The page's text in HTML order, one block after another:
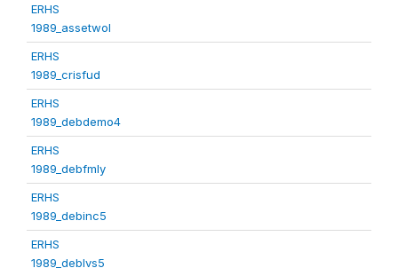
ERHS
1989_assetwol
ERHS
1989_crisfud
ERHS
1989_debdemo4
ERHS
1989_debfmly
ERHS
1989_debinc5
ERHS
1989_deblvs5